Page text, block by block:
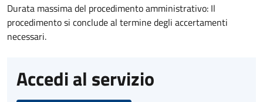
Durata massima del procedimento amministrativo: Il
procedimento si conclude al termine degli accertamenti
necessari.
Accedi al servizio